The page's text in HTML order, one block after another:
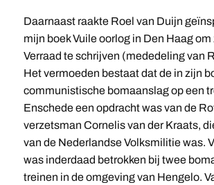
Daarnaast raakte Roel van Duijn
mijn boek Vuile oorlog in Den Haag om
Verraad te schrijven (mededeling van
Het vermoeden bestaat dat de in zijn
communistische bomaanslag op een
Enschede een opdracht was van de
verzetsman Cornelis van der Kraats,
van de Nederlandse Volksmilitie was.
was inderdaad betrokken bij twee
treinen in de omgeving van Hengelo.